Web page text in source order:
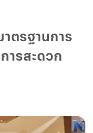
ตรฐานการ
ารสะดวก